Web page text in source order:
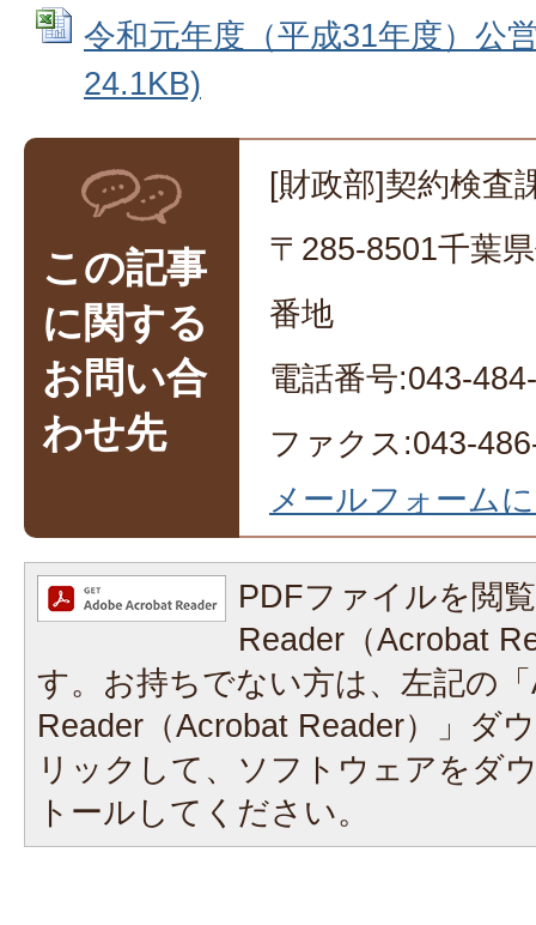
令和元年度（平成31年度）公
24.1KB)
この記事
に関する
お問い合
わせ先
[財政部]契約検査
〒285-8501千葉
番地
電話番号:043-
ファクス:043-
メールフォーム
PDFファイルを閲
Reader（Acrobat
す。お持ちでない方は、左記の
Reader（Acrobat Reader）」ダ
リックして、ソフトウェアをダ
トールしてください。